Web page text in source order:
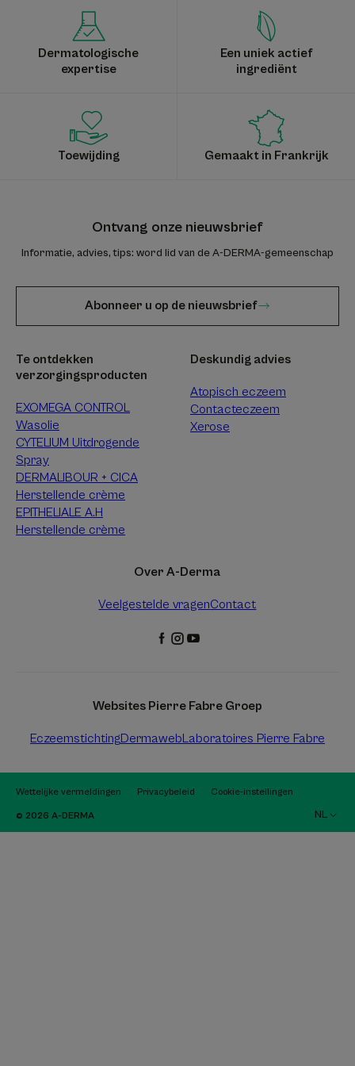
Dermatologische
expertise
Een uniek actief
ingrediënt
Toewijding Gemaakt in Frankrijk
Ontvang onze nieuwsbrief
Informatie, advies, tips: word lid van de A-DERMA-gemeenschap
Abonneer u op de nieuwsbrief
Te ontdekken
verzorgingsproducten
EXOMEGA CONTROL
Wasolie
CYTELIUM Uitdrogende
Spray
DERMALIBOUR + CICA
Herstellende crème
EPITHELIALE A.H
Herstellende crème
Deskundig advies
Atopisch eczeem
Contacteczeem
Xerose
Over A-Derma
Veelgestelde vragenContact
Websites Pierre Fabre Groep
EczeemstichtingDermawebLaboratoires Pierre Fabre
Wettelijke vermeldingen Privacybeleid Cookie-instellingen
© 2026 A-DERMA NL